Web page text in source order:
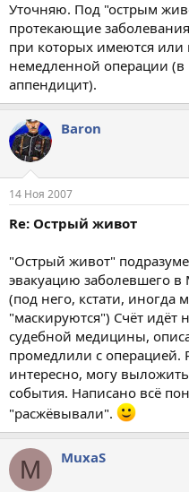
Уточняю. Под "острым
протекающие
при которых имеются или
немедленной операции (в
аппендицит).
Baron
14 Ноя 2007
Re: Острый живот
"Острый живот"
эвакуацию заболевшего
(под него, кстати, иногда
"маскируются") Счёт идёт
судебной медицины,
промедлили с операцией.
интересно, могу
события. Написано всё
"расжёвывали".
M MuxaS